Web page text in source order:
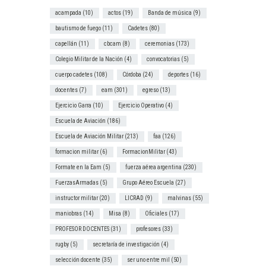
acampada (10) actos (19) Banda de música (9)
bautismo de fuego (11) Cadetes (80)
capellán (11) cbcam (8) ceremonias (173)
Colegio Militar de la Nación (4) convocatorias (5)
cuerpo cadetes (108) Córdoba (24) deportes (16)
docentes (7) eam (301) egreso (13)
Ejercicio Garra (10) Ejercicio Operativo (4)
Escuela de Aviación (186)
Escuela de Aviación Militar(213) faa (126)
formacion militar(6) FormacionMilitar(43)
Formate en la Eam (5) fuerza aérea argentina (230)
FuerzasArmadas (5) Grupo Aéreo Escuela (27)
instructor militar(20) LICRAD (9) malvinas (55)
maniobras (14) Misa (8) Oficiales (17)
PROFESOR DOCENTES (31) profesores (33)
rugby (5) secretaría de investigación (4)
selección docente (35) ser uno entre mil (50)